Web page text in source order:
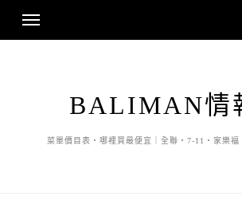
BALIMAN情
菜單價目表・哪裡買最便宜｜全聯・7-11・家樂福